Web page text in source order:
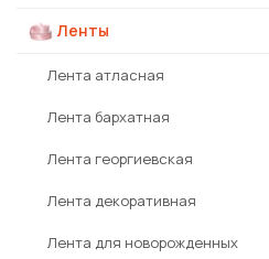
Ленты
Лента атласная
Лента бархатная
Лента георгиевская
Лента декоративная
Лента для новорожденных